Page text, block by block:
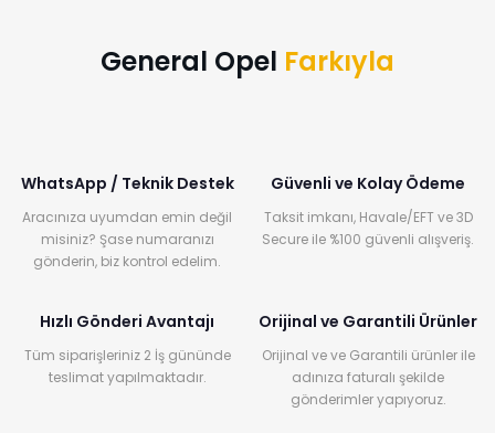
General Opel Farkıyla
WhatsApp / Teknik Destek
Aracınıza uyumdan emin değil
misiniz? Şase numaranızı
gönderin, biz kontrol edelim.
Güvenli ve Kolay Ödeme
Taksit imkanı, Havale/EFT ve 3D
Secure ile %100 güvenli alışveriş.
Hızlı Gönderi Avantajı
Tüm siparişleriniz 2 İş gününde
teslimat yapılmaktadır.
Orijinal ve Garantili Ürünler
Orijinal ve ve Garantili ürünler ile
adınıza faturalı şekilde
gönderimler yapıyoruz.